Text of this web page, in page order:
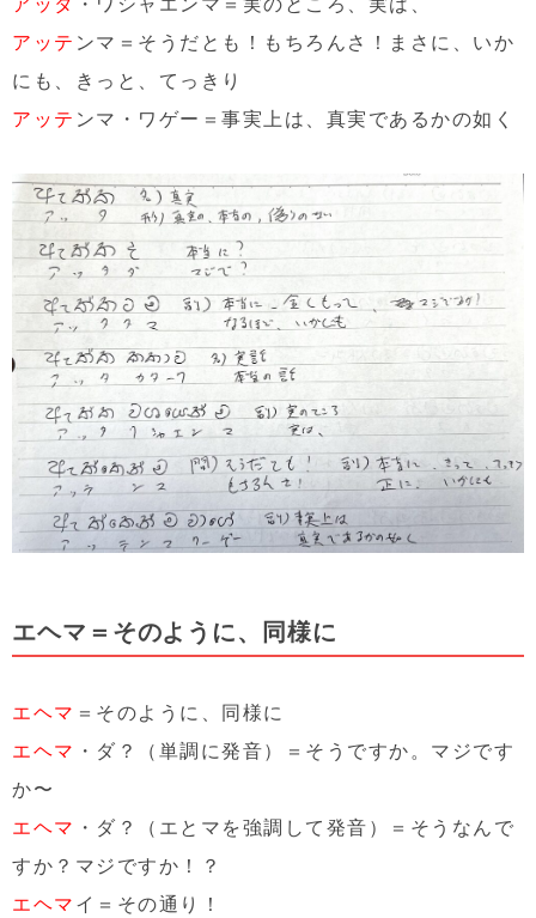
アッテ ンマ＝そうだとも！もちろんさ！まさに、いか
にも、きっと、てっきり
アッテ ンマ・ワゲー＝事実上は、真実であるかの如く
エヘマ＝そのように、同様に
エヘマ ＝そのように、同様に
エヘマ ・ダ？（単調に発音）＝そうですか。マジです
か〜
エヘマ ・ダ？（エとマを強調して発音）＝そうなんで
すか？マジですか！？
エヘマイ＝その通り！